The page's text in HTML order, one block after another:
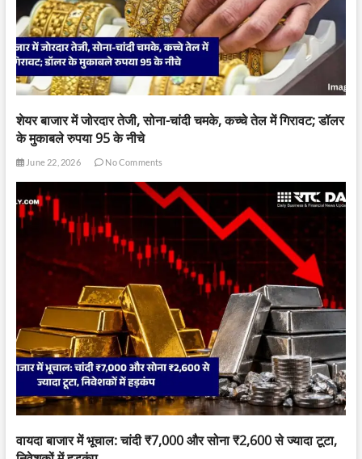
शेयर बाजार में जोरदार तेजी, सोना-चांदी चमके, कच्चे तेल में गिरावट; डॉलर
के मुकाबले रुपया 95 के नीचे
June 22, 2026 No Comments
वायदा बाजार में भूचाल: चांदी ₹7,000 और सोना ₹2,600 से ज्यादा टूटा,